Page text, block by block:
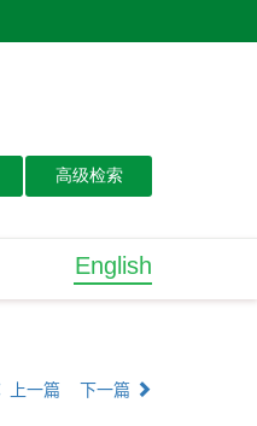
English
上一篇 下一篇